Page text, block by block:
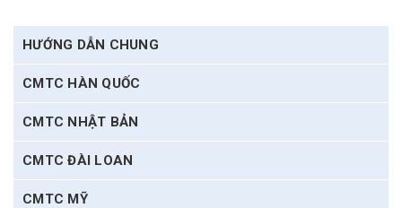
HƯỚNG DẪN CHUNG
CMTC HÀN QUỐC
CMTC NHẬT BẢN
CMTC ĐÀI LOAN
CMTC MỸ